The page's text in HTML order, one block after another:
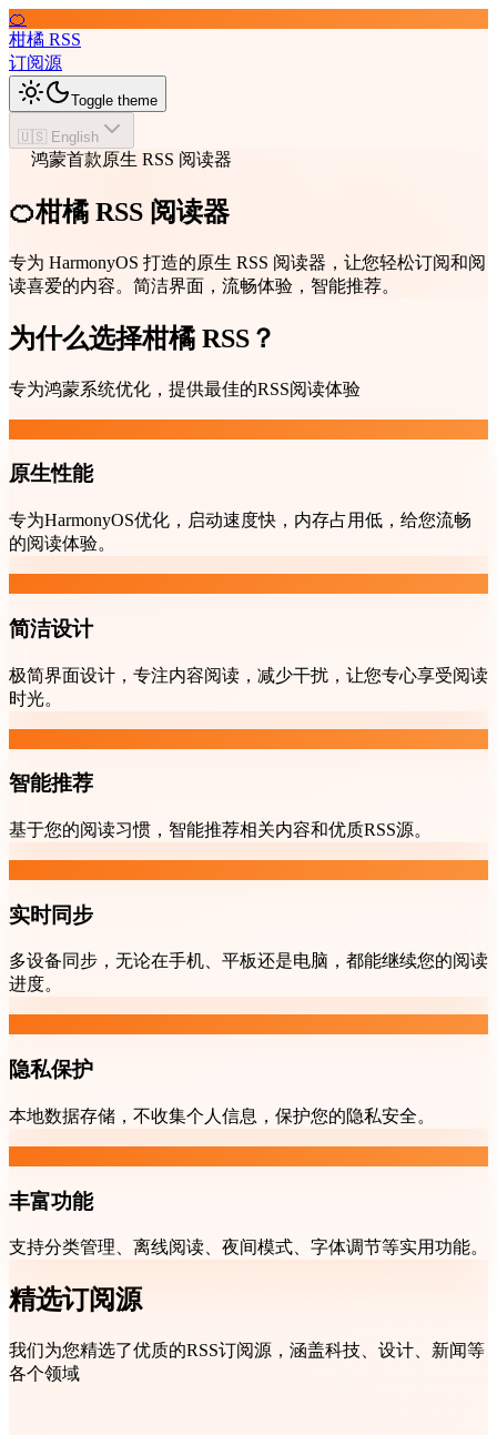
🍊
柑橘 RSS
订阅源
Toggle theme
🇺🇸 English
鸿蒙首款原生 RSS 阅读器
🍊柑橘 RSS 阅读器
专为 HarmonyOS 打造的原生 RSS 阅读器，让您轻松订阅和阅
读喜爱的内容。简洁界面，流畅体验，智能推荐。
为什么选择柑橘 RSS？
专为鸿蒙系统优化，提供最佳的RSS阅读体验
原生性能
专为HarmonyOS优化，启动速度快，内存占用低，给您流畅
的阅读体验。
简洁设计
极简界面设计，专注内容阅读，减少干扰，让您专心享受阅读
时光。
智能推荐
基于您的阅读习惯，智能推荐相关内容和优质RSS源。
实时同步
多设备同步，无论在手机、平板还是电脑，都能继续您的阅读
进度。
隐私保护
本地数据存储，不收集个人信息，保护您的隐私安全。
丰富功能
支持分类管理、离线阅读、夜间模式、字体调节等实用功能。
精选订阅源
我们为您精选了优质的RSS订阅源，涵盖科技、设计、新闻等
各个领域